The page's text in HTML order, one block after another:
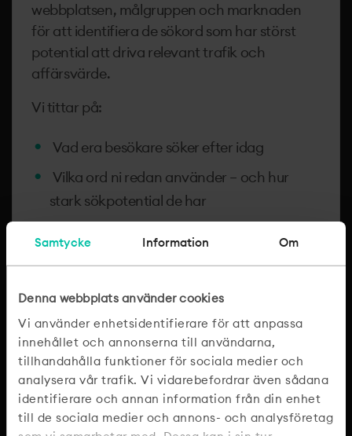
Samtycke Information Om
Denna webbplats använder cookies
Vi använder enhetsidentifierare för att anpassa
innehållet och annonserna till användarna,
tillhandahålla funktioner för sociala medier och
analysera vår trafik. Vi vidarebefordrar även sådana
identifierare och annan information från din enhet
till de sociala medier och annons- och analysföretag
webbplatsen, målgruppen och marknaden
för att identifiera de sökord som har störst
potential att driva relevant trafik och
affärsvärde.
Vi tittar på:
Vad era besökare söker efter idag
Vilka ord ni redan använder – och hur
stark sökpotential de har
Resultatet är en prioriterad sökordslista som vi
går igenom tillsammans och beslutar om –
det är dessa ord vi bygger kampanjstrukturen
kring.